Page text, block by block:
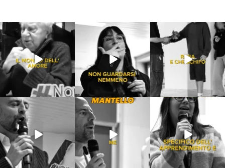
Lug 31
214 4
Lug 16
53 1
Lug 13
199 10
Lug 9
54
Giu 21 Giu 18
871